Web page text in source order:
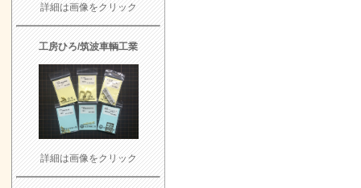
詳細は画像をクリック
工房ひろ/筑波車輌工業
詳細は画像をクリック